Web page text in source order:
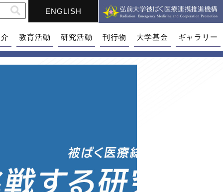
ENGLISH
教育活動 研究活動 刊行物 大学基金 ギャラリー